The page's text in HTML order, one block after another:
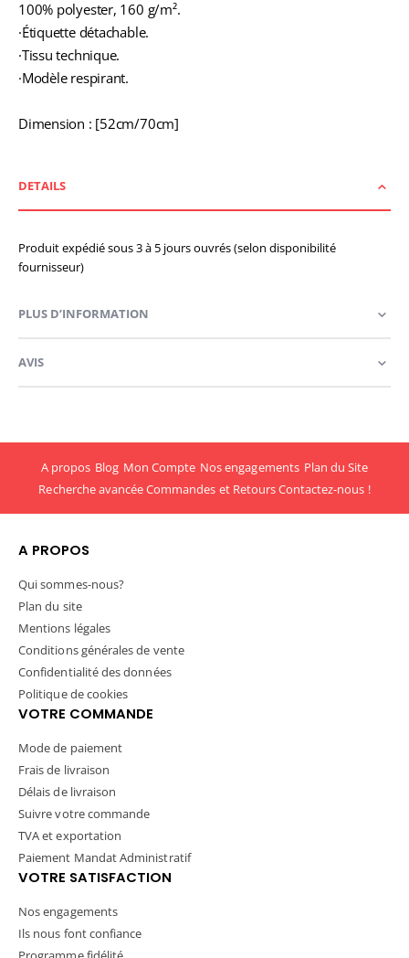
100% polyester, 160 g/m².
·Étiquette détachable.
·Tissu technique.
·Modèle respirant.
Dimension : [52cm/70cm]
DETAILS
Produit expédié sous 3 à 5 jours ouvrés (selon disponibilité
fournisseur)
PLUS D’INFORMATION
AVIS
A propos Blog Mon Compte Nos engagements Plan du Site
Recherche avancéeCommandes et RetoursContactez-nous !
A PROPOS
Qui sommes-nous?
Plan du site
Mentions légales
Conditions générales de vente
Confidentialité des données
Politique de cookies
VOTRE COMMANDE
Mode de paiement
Frais de livraison
Délais de livraison
Suivre votre commande
TVA et exportation
Paiement Mandat Administratif
VOTRE SATISFACTION
Nos engagements
Ils nous font confiance